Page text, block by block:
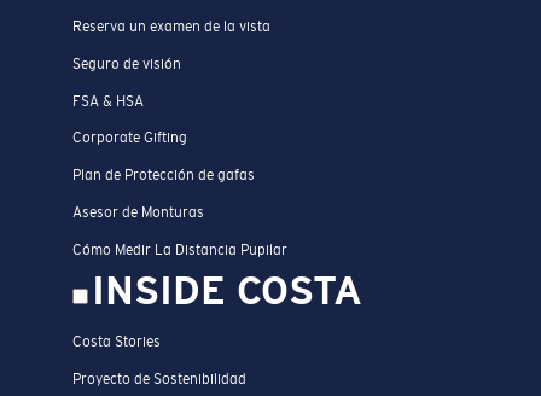
Reserva un examen de la vista
Seguro de visión
FSA & HSA
Corporate Gifting
Plan de Protección de gafas
Asesor de Monturas
Cómo Medir La Distancia Pupilar
INSIDE COSTA
Costa Stories
Proyecto de Sostenibilidad